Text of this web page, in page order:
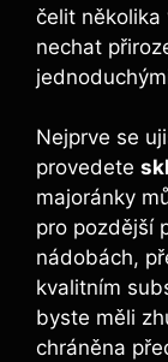
čelit několika
nechat
Nejprve se
provedete
majoránky
pro pozdější
nádobách,
kvalitním
byste měli
chráněna